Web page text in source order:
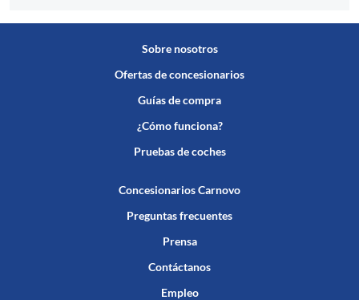
Sobre nosotros
Ofertas de concesionarios
Guías de compra
¿Cómo funciona?
Pruebas de coches
Concesionarios Carnovo
Preguntas frecuentes
Prensa
Contáctanos
Empleo